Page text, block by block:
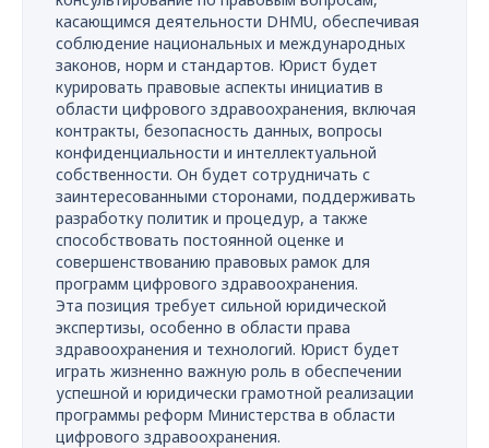
касающимся деятельности DHMU, обеспечивая
соблюдение национальных и международных
законов, норм и стандартов. Юрист будет
курировать правовые аспекты инициатив в
области цифрового здравоохранения, включая
контракты, безопасность данных, вопросы
конфиденциальности и интеллектуальной
собственности. Он будет сотрудничать с
заинтересованными сторонами, поддерживать
разработку политик и процедур, а также
способствовать постоянной оценке и
совершенствованию правовых рамок для
программ цифрового здравоохранения.
Эта позиция требует сильной юридической
экспертизы, особенно в области права
здравоохранения и технологий. Юрист будет
играть жизненно важную роль в обеспечении
успешной и юридически грамотной реализации
программы реформ Министерства в области
цифрового здравоохранения.